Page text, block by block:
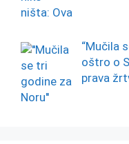
“Mučila
oštro o
prava